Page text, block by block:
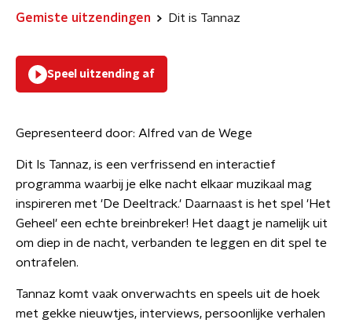
Gemiste uitzendingen Dit is Tannaz
Speel uitzending af
Gepresenteerd door: Alfred van de Wege
Dit Is Tannaz, is een verfrissend en interactief
programma waarbij je elke nacht elkaar muzikaal mag
inspireren met 'De Deeltrack.' Daarnaast is het spel 'Het
Geheel' een echte breinbreker! Het daagt je namelijk uit
om diep in de nacht, verbanden te leggen en dit spel te
ontrafelen.
Tannaz komt vaak onverwachts en speels uit de hoek
met gekke nieuwtjes, interviews, persoonlijke verhalen